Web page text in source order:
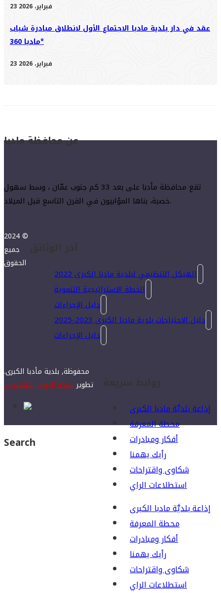
23 فبراير، 2026
عقد في دار بلدية مادبا الاجتماع الأول لانطلاق مبادرة شباب
مادبا 360°
23 فبراير، 2026
عن محافظة مادبا
تقع محافظة مأدبا على بعد 33 كم جنوب عمّان ، وسط سهول
خصبة، بناها المؤابيون في القرن التاسع قبل الميلاد.
آخر الوثائق
الهيكل التنظيمي لبلدية مادبا الكبرى 2022
الخطة الاستراتيجية التنموية
دليل الإجراءات
دليل الاحتياجات بلدية مادبا الكبرى 2023-2025
دليل الإجراءات
روابط سريعة
إذاعة بلديَّة مادبا الكبرى
محطة المعرفة
أفكار ومبادرات
رأيك يهمنا
شكاوى واقتراحات
استطلاعات الراي
إذاعة بلديَّة مادبا الكبرى
محطة المعرفة
أفكار ومبادرات
رأيك يهمنا
شكاوى واقتراحات
استطلاعات الراي
2024 ©
جميع
الحقوق
محفوظة, بلدية مأدبا الكبرى.
تطويرشركة الجواب الالكتروني
Search